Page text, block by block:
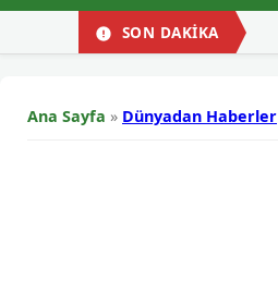
SON DAKİKA
Ana Sayfa » Dünyadan Haberler